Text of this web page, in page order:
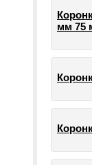
мм 75